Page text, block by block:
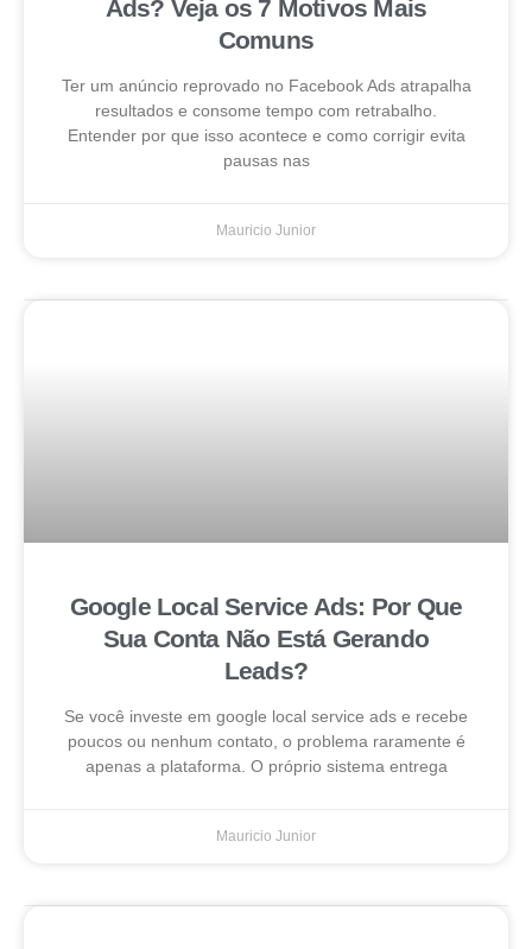
Ads? Veja os 7 Motivos Mais
Comuns
Ter um anúncio reprovado no Facebook Ads atrapalha
resultados e consome tempo com retrabalho.
Entender por que isso acontece e como corrigir evita
pausas nas
Mauricio Junior
Google Local Service Ads: Por Que
Sua Conta Não Está Gerando
Leads?
Se você investe em google local service ads e recebe
poucos ou nenhum contato, o problema raramente é
apenas a plataforma. O próprio sistema entrega
Mauricio Junior